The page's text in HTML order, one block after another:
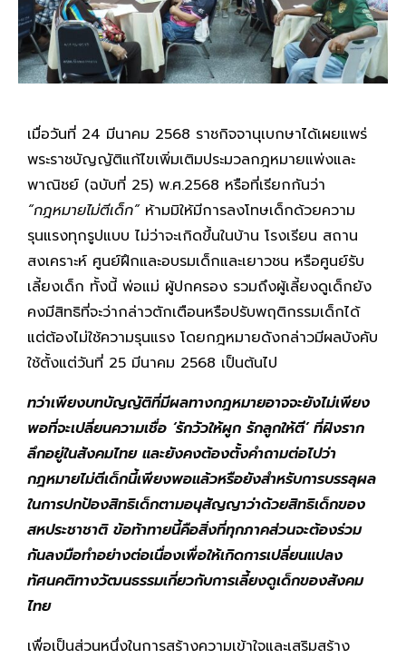
เมื่อวันที่ 24 มีนาคม 2568 ราชกิจจานุเบกษาได้เผยแพร่
พระราชบัญญัติแก้ไขเพิ่มเติมประมวลกฎหมายแพ่งและ
พาณิชย์ (ฉบับที่ 25) พ.ศ.2568 หรือที่เรียกกันว่า
“กฎหมายไม่ตีเด็ก”ห้ามมิให้มีการลงโทษเด็กด้วยความ
รุนแรงทุกรูปแบบ ไม่ว่าจะเกิดขึ้นในบ้าน โรงเรียน สถาน
สงเคราะห์ ศูนย์ฝึกและอบรมเด็กและเยาวชน หรือศูนย์รับ
เลี้ยงเด็ก ทั้งนี้ พ่อแม่ ผู้ปกครอง รวมถึงผู้เลี้ยงดูเด็กยัง
คงมีสิทธิที่จะว่ากล่าวตักเตือนหรือปรับพฤติกรรมเด็กได้
แต่ต้องไม่ใช้ความรุนแรง โดยกฎหมายดังกล่าวมีผลบังคับ
ใช้ตั้งแต่วันที่ 25 มีนาคม 2568 เป็นต้นไป
ทว่าเพียงบทบัญญัติที่มีผลทางกฎหมายอาจจะยังไม่เพียง
พอที่จะเปลี่ยนความเชื่อ ‘รักวัวให้ผูก รักลูกให้ตี’ ที่ฝังราก
ลึกอยู่ในสังคมไทย และยังคงต้องตั้งคำถามต่อไปว่า
กฎหมายไม่ตีเด็กนี้เพียงพอแล้วหรือยังสำหรับการบรรลุผล
ในการปกป้องสิทธิเด็กตามอนุสัญญาว่าด้วยสิทธิเด็กของ
สหประชาชาติ ข้อท้าทายนี้คือสิ่งที่ทุกภาคส่วนจะต้องร่วม
กันลงมือทำอย่างต่อเนื่องเพื่อให้เกิดการเปลี่ยนแปลง
ทัศนคติทางวัฒนธรรมเกี่ยวกับการเลี้ยงดูเด็กของสังคม
ไทย
เพื่อเป็นส่วนหนึ่งในการสร้างความเข้าใจและเสริมสร้าง